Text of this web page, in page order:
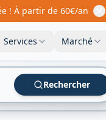
! À partir de 60€/an
Services Marché
Rechercher